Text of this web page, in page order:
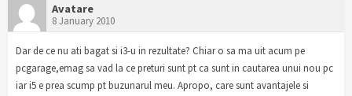
Avatare
8 January 2010
Dar de ce nu ati bagat si i3-u in rezultate? Chiar o sa ma uit acum pe
pcgarage,emag sa vad la ce preturi sunt pt ca sunt in cautarea unui nou pc
iar i5 e prea scump pt buzunarul meu. Apropo, care sunt avantajele si